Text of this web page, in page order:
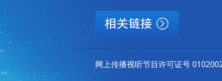
网上传播视听节目许可证号